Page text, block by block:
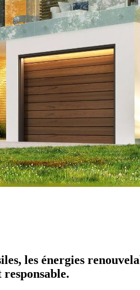
les énergies